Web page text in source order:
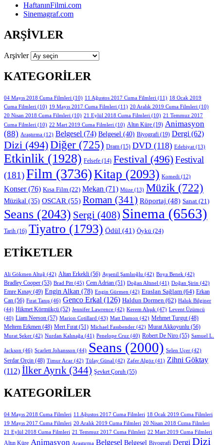
HaftanınFilmi.com
Sinemagraf.com
ARŞIVLER
Arşivler
KATEGORILER
04 Mayıs 2018 Cuma Filmleri (10) 11 Ağustos 2017 Cuma Filmleri (11) 18 Ocak 2019
Cuma Filmleri (10) 19 Mayıs 2017 Cuma Filmleri (11) 20 Aralık 2019 Cuma Filmleri (10)
20 Nisan 2018 Cuma Filmleri (10) 21 Eylül 2018 Cuma Filmleri (10) 21 Temmuz 2017
Cuma Filmleri (10) 22 Mart 2019 Cuma Filmleri (10) Altın Küre (19) Animasyon
(88) Araştırma (12) Belgesel (74) Belgesel (40) Biyografi (19) Dergi (62)
Dizi (494)Diğer (725) Dram (15) DVD (118) Edebiyat (13)
Etkinlik (1928) Felsefe (14) Festival (496)Festival
(181)Film (3736)Kitap (2093) Komedi (12)
Konser(76) Kısa Film (22) Mekan (71) Müze (13) Müzik (722)
Müzikal (35) OSCAR (55) Roman (341) Röportaj (48) Sanat (21)
Seans (2043) Sergi (408) Sinema (6563)
Tarih (16) Tiyatro (1793) Ödül (41) Öykü (24)
ETIKETLER
Ali Gökmen Altuğ (42) Altan Erkekli (56) Ayşenil Şamlıoğlu (42) Boya Benek (42)
Bradley Cooper (53) Brad Pitt (45) Cem Adrian (51) Doğan Altınel (41) Doğan Şirin (42)
Emre Kınay (49) Engin Alkan (78) Engin Gürmen (42) Eraslan Sağlam (64) Erkan
Can (56) Fırat Tanış (46) Genco Erkal (126) Haldun Dormen (62) Haluk Bilginer
(44) Hikmet Körmükçü (52) Jennifer Lawrence (42) Kerem Alışık (47) Levent Üzümcü
(40) Liam Neeson (57) Marion Cotillard (43) Matt Damon (42) Mehmet Turgut (48)
Meltem Erkmen (48) Mert Fırat(51) Michael Fassbender (42) Murat Akkoyunlu (56)
Murat Şeker (42) Nurdan Kalınağa (41) Penelope Cruz (40) Robert De Niro (55) Samuel L.
Jackson (46) Scarlett Johansson (44) Seans (2000) Selen Uçer (42)
Serdar Orçin (48) Timur Acar (42) Tülay Günal (42) Zafer Algöz (41) Zihni Göktay
(112) İlker Ayrık (344) Şevket Çoruh (55)
KATEGORILER
04 Mayıs 2018 Cuma Filmleri 11 Ağustos 2017 Cuma Filmleri 18 Ocak 2019 Cuma Filmleri
19 Mayıs 2017 Cuma Filmleri 20 Aralık 2019 Cuma Filmleri 20 Nisan 2018 Cuma Filmleri
21 Eylül 2018 Cuma Filmleri 21 Temmuz 2017 Cuma Filmleri 22 Mart 2019 Cuma Filmleri
Altın Küre Animasyon Araştırma Belgesel Belgesel Biyografi Dergi Dizi